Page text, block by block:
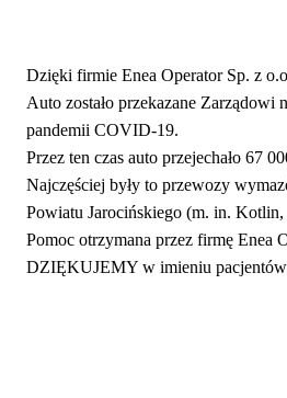
Dzięki firmie Enea Operator Sp. z
Auto zostało przekazane
pandemii COVID-19.
Przez ten czas auto przejechało 67
Najczęściej były to przewozy
Powiatu Jarocińskiego (m. in.
Pomoc otrzymana przez firmę Enea
DZIĘKUJEMY w imieniu